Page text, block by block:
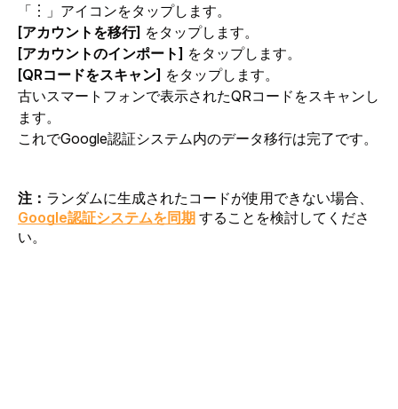
「︙」アイコンをタップします。
[アカウントを移行] をタップします。
[アカウントのインポート] をタップします。
[QRコードをスキャン] をタップします。
古いスマートフォンで表示されたQRコードをスキャンし
ます。
これでGoogle認証システム内のデータ移行は完了です。
注： ランダムに生成されたコードが使用できない場合、
Google認証システムを同期 することを検討してくださ
い。